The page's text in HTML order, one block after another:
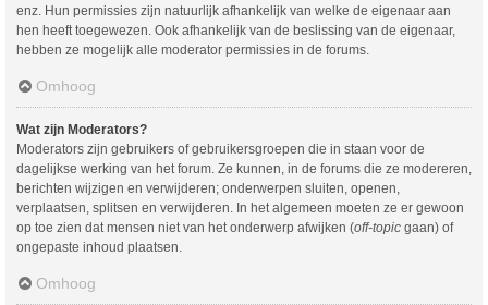
enz. Hun permissies zijn natuurlijk afhankelijk van welke de eigenaar aan
hen heeft toegewezen. Ook afhankelijk van de beslissing van de eigenaar,
hebben ze mogelijk alle moderator permissies in de forums.
Omhoog
Wat zijn Moderators?
Moderators zijn gebruikers of gebruikersgroepen die in staan voor de
dagelijkse werking van het forum. Ze kunnen, in de forums die ze modereren,
berichten wijzigen en verwijderen; onderwerpen sluiten, openen,
verplaatsen, splitsen en verwijderen. In het algemeen moeten ze er gewoon
op toe zien dat mensen niet van het onderwerp afwijken (off-topic gaan) of
ongepaste inhoud plaatsen.
Omhoog